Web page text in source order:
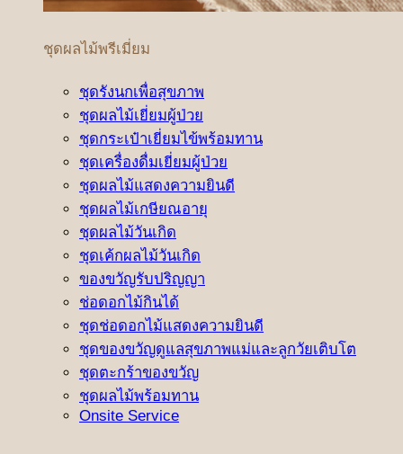
ชุดผลไม้พรีเมี่ยม
ชุดรังนกเพื่อสุขภาพ
ชุดผลไม้เยี่ยมผู้ป่วย
ชุดกระเป๋าเยี่ยมไข้พร้อมทาน
ชุดเครื่องดื่มเยี่ยมผู้ป่วย
ชุดผลไม้แสดงความยินดี
ชุดผลไม้เกษียณอายุ
ชุดผลไม้วันเกิด
ชุดเค้กผลไม้วันเกิด
ของขวัญรับปริญญา
ช่อดอกไม้กินได้
ชุดช่อดอกไม้แสดงความยินดี
ชุดของขวัญดูแลสุขภาพแม่และลูกวัยเติบโต
ชุดตะกร้าของขวัญ
ชุดผลไม้พร้อมทาน
Onsite Service